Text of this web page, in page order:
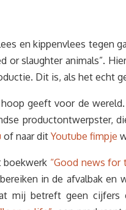
en kippenvlees tegen
slaughter animals”.
Dit is, als het echt
geeft voor de
productontwerpster,
of naar dit Youtube fimpje
boekwerk “Good news for
in de afvalbak
mij betreft geen